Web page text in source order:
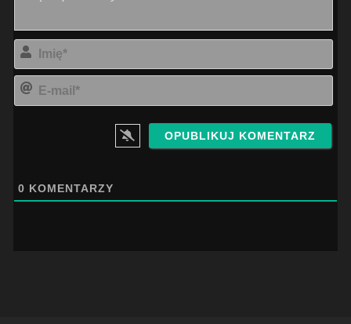
0 KOMENTARZY